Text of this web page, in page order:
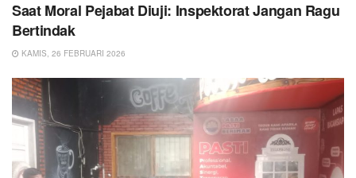
Saat Moral Pejabat Diuji: Inspektorat Jangan Ragu
Bertindak
KAMIS, 26 FEBRUARI 2026